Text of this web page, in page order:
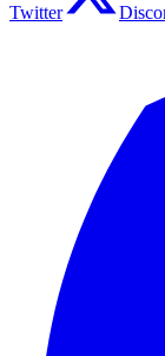
Twitter